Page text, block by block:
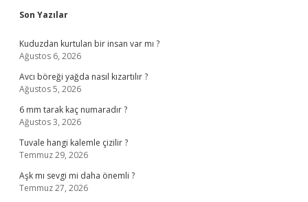
Sidebar
Son Yazılar
Kuduzdan kurtulan bir insan var mı ?
Ağustos 6, 2026
Avcı böreği yağda nasıl kızartılır ?
Ağustos 5, 2026
6 mm tarak kaç numaradır ?
Ağustos 3, 2026
Tuvale hangi kalemle çizilir ?
Temmuz 29, 2026
Aşk mı sevgi mi daha önemli ?
Temmuz 27, 2026